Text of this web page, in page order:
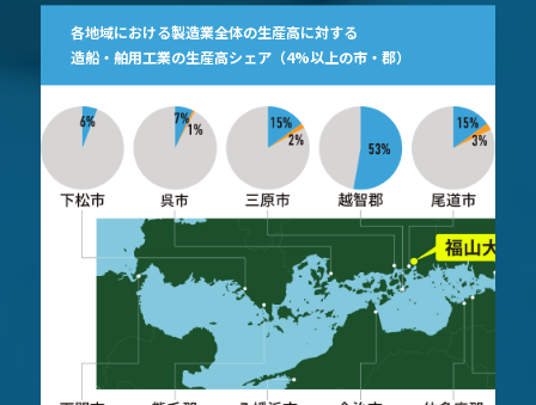
各地域における製造業全体の生産高に対する
造船・舶用工業の生産高シェア（4%以上の市・郡）